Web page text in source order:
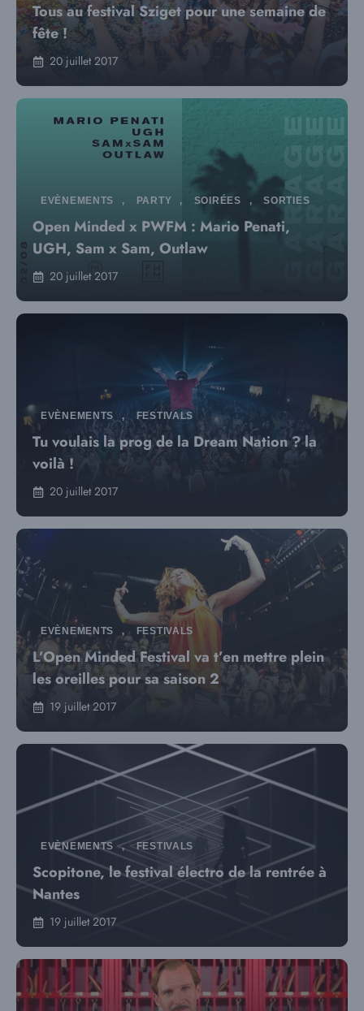
Tous au festival Sziget pour une semaine de
fête !
20 juillet 2017
EVÈNEMENTS , PARTY , SOIRÉES , SORTIES
Open Minded x PWFM : Mario Penati,
UGH, Sam x Sam, Outlaw
20 juillet 2017
EVÈNEMENTS , FESTIVALS
Tu voulais la prog de la Dream Nation ? la
voilà !
20 juillet 2017
EVÈNEMENTS , FESTIVALS
L’Open Minded Festival va t’en mettre plein
les oreilles pour sa saison 2
19 juillet 2017
EVÈNEMENTS , FESTIVALS
Scopitone, le festival électro de la rentrée à
Nantes
19 juillet 2017